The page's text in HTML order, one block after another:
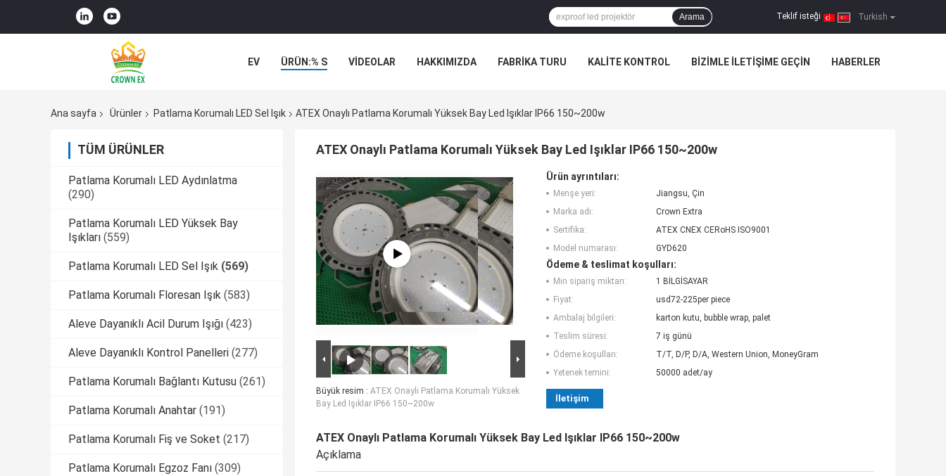
Turkish
Teklif isteği |
Arama
EV ÜRÜN:% S VİDEOLAR HAKKIMIZDA FABRIKA TURU KALITE KONTROL BIZIMLE ILETIŞIME GEÇIN HABERLER
Ana sayfa
Ürünler Patlama Korumalı LED Sel Işık ATEX Onaylı Patlama Korumalı Yüksek Bay Led Işıklar IP66 150~200w
TÜM ÜRÜNLER
Patlama Korumalı LED Aydınlatma
(290)
Patlama Korumalı LED Yüksek Bay
Işıkları (559)
Patlama Korumalı LED Sel Işık (569)
Patlama Korumalı Floresan Işık (583)
Aleve Dayanıklı Acil Durum Işığı (423)
Aleve Dayanıklı Kontrol Panelleri (277)
Patlama Korumalı Bağlantı Kutusu (261)
Patlama Korumalı Anahtar (191)
Patlama Korumalı Fiş ve Soket (217)
Patlama Korumalı Egzoz Fanı (309)
ATEX Onaylı Patlama Korumalı Yüksek Bay Led Işıklar IP66 150~200w
Büyük resim : ATEX Onaylı Patlama Korumalı Yüksek
Bay Led Işıklar IP66 150~200w
Ürün ayrıntıları:
Menşe yeri:
Jiangsu, Çin
Marka adı:
Crown Extra
Sertifika:
ATEX CNEX CERoHS ISO9001
Model numarası:
GYD620
Ödeme & teslimat koşulları:
Min sipariş miktarı:
1 BİLGİSAYAR
Fiyat:
usd72-225per piece
Ambalaj bilgileri:
karton kutu, bubble wrap, palet
Teslim süresi:
7 iş günü
Ödeme koşulları:
T/T, D/P, D/A, Western Union, MoneyGram
Yetenek temini:
50000 adet/ay
İletişim
ATEX Onaylı Patlama Korumalı Yüksek Bay Led Işıklar IP66 150~200w
Açıklama